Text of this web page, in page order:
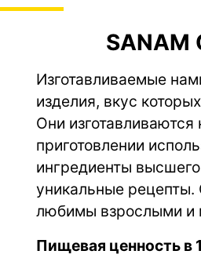
Изготавливаемые
изделия, вкус
Они
приготовлении
ингредиенты
уникальные
любимы взрослыми
Пищевая ценность в